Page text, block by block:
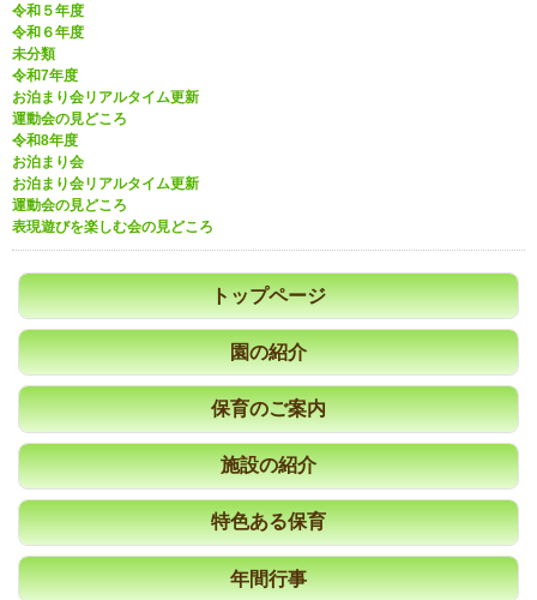
令和５年度
令和６年度
未分類
令和7年度
お泊まり会リアルタイム更新
運動会の見どころ
令和8年度
お泊まり会
お泊まり会リアルタイム更新
運動会の見どころ
表現遊びを楽しむ会の見どころ
トップページ
園の紹介
保育のご案内
施設の紹介
特色ある保育
年間行事